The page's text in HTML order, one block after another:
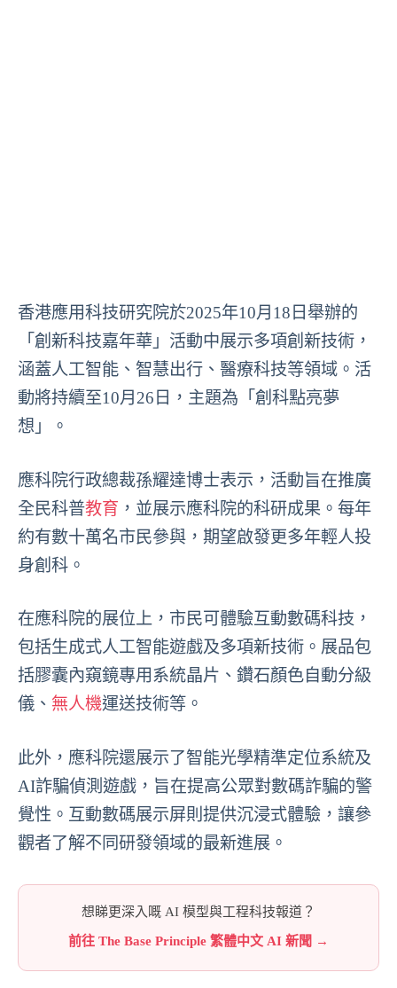
香港應用科技研究院於2025年10月18日舉辦的
「創新科技嘉年華」活動中展示多項創新技術，
涵蓋人工智能、智慧出行、醫療科技等領域。活
動將持續至10月26日，主題為「創科點亮夢
想」。
應科院行政總裁孫耀達博士表示，活動旨在推廣
全民科普教育 ，並展示應科院的科研成果。每年
約有數十萬名市民參與，期望啟發更多年輕人投
身創科。
在應科院的展位上，市民可體驗互動數碼科技，
包括生成式人工智能遊戲及多項新技術。展品包
括膠囊內窺鏡專用系統晶片、鑽石顏色自動分級
儀、 無人機運送技術等。
此外，應科院還展示了智能光學精準定位系統及
AI詐騙偵測遊戲，旨在提高公眾對數碼詐騙的警
覺性。互動數碼展示屏則提供沉浸式體驗，讓參
觀者了解不同研發領域的最新進展。
想睇更深入嘅 AI 模型與工程科技報道？
前往 The Base Principle 繁體中文 AI 新聞 →